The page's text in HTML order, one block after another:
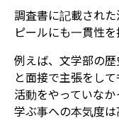
調査書に記載され
ピールにも一貫性を
例えば、文学部の歴
と面接で主張をし
活動をやっていな
学ぶ事への本気度は